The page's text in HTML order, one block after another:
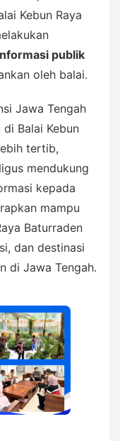
Kebun Raya
publik
oleh balai.
Jawa Tengah
Balai Kebun
tertib,
mendukung
kepada
mampu
Baturraden
dan destinasi
di Jawa Tengah.